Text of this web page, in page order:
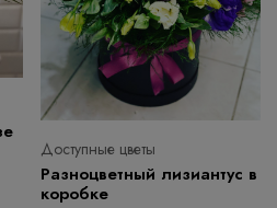
Доступные цветы
Разноцветный лизиантус в
коробке